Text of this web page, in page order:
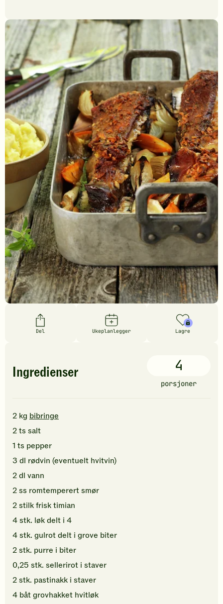
oppskriften.
Del Ukeplanlegger Lagre
Ingredienser 4
porsjoner
2 kg bibringe
2ts salt
1 ts pepper
3 dl rødvin (eventuelt hvitvin)
2dl vann
2ss romtemperertsmør
2stilkfrisk timian
4stk. løkdelt i 4
4stk. gulrotdelt i grove biter
2stk. purre i biter
0,25 stk. sellerirot i staver
2stk. pastinakk i staver
4 båtgrovhakket hvitløk